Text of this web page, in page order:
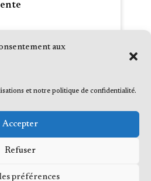
aux
et notre politique de confidentialité.
Accepter
Refuser
préférences
Discute - Le monde
Bérard, tous droits